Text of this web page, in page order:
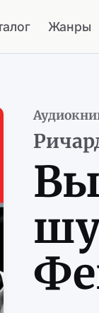
Жанры